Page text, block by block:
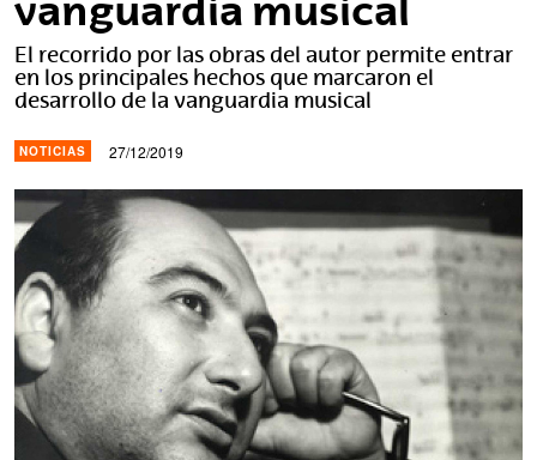
vanguardia musical
El recorrido por las obras del autor permite entrar
en los principales hechos que marcaron el
desarrollo de la vanguardia musical
NOTICIAS 27/12/2019